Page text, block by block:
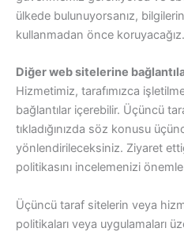
ülkede bulunuyorsanız,
kullanmadan önce
Diğer web sitelerine
Hizmetimiz, tarafımızca
bağlantılar içerebilir. Üçüncü
tıkladığınızda söz konusu
yönlendirileceksiniz. Ziyaret
politikasını incelemenizi
Üçüncü taraf sitelerin veya
politikaları veya uygulamaları